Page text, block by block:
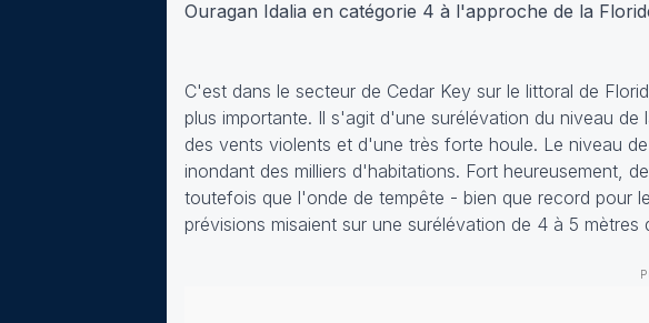
Ouragan Idalia en catégorie 4 à l'approche de la
C'est dans le secteur de Cedar Key sur le littoral de
plus importante. Il s'agit d'une surélévation du niveau de
des vents violents et d'une très forte houle. Le niveau
inondant des milliers d'habitations. Fort heureusement,
toutefois que l'onde de tempête - bien que record pour
prévisions misaient sur une surélévation de 4 à 5